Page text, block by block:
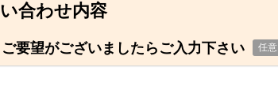
合わせ内容
要望がございましたらご入力下さい 任意